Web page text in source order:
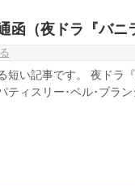
函（夜ドラ『バニ
短い記事です。 夜ドラ
ティスリー･ベル･ブラン